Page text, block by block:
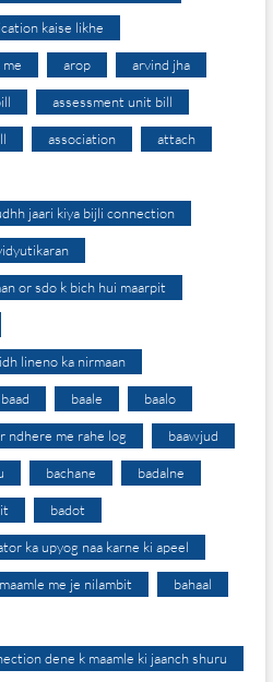
kaise likhe
arop arvind jha
assessment unit bill
association attach
jaari kiya bijli connection
or sdo k bich hui maarpit
lineno ka nirmaan
baad baale baalo
ndhere me rahe log baawjud
bachane badalne
badot
ka upyog naa karne ki apeel
me je nilambit bahaal
dene k maamle ki jaanch shuru